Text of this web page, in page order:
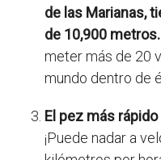
de las Marianas,
de 10,900 metros.
meter más de 20
mundo dentro de
El pez más
¡Puede nadar a